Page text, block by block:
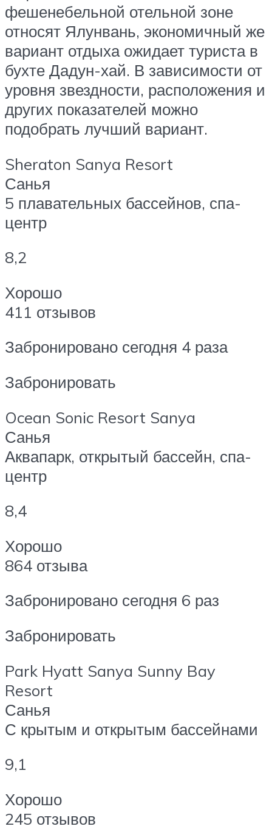
фешенебельной отельной зоне
относят Ялунвань, экономичный же
вариант отдыха ожидает туриста в
бухте Дадун-хай. В зависимости от
уровня звездности, расположения и
других показателей можно
подобрать лучший вариант.
Sheraton Sanya Resort
Санья
5 плавательных бассейнов, спа-
центр
8,2
Хорошо
411 отзывов
Забронировано сегодня 4 раза
Забронировать
Ocean Sonic Resort Sanya
Санья
Аквапарк, открытый бассейн, спа-
центр
8,4
Хорошо
864 отзыва
Забронировано сегодня 6 раз
Забронировать
Park Hyatt Sanya Sunny Bay
Resort
Санья
С крытым и открытым бассейнами
9,1
Хорошо
245 отзывов